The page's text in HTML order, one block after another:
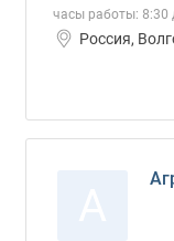
часы работы: 8:30
Россия,